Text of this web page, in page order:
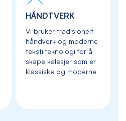
HÅNDTVERK
Vi bruker tradisjonelt
håndverk og moderne
tekstilteknologi for å
skape kalesjer som er
klassiske og moderne